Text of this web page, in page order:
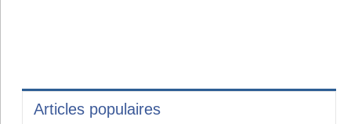
Articles populaires